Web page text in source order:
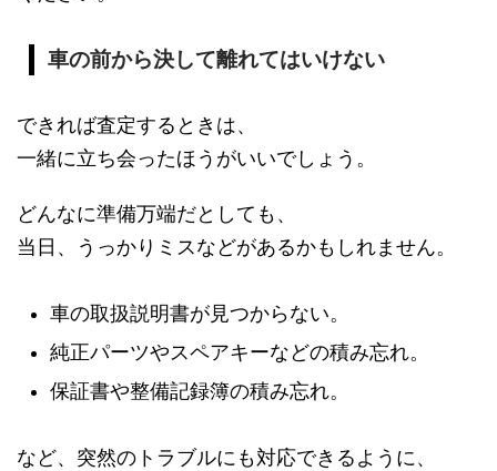
車の前から決して離れてはいけない
できれば査定するときは、
一緒に立ち会ったほうがいいでしょう。
どんなに準備万端だとしても、
当日、うっかりミスなどがあるかもしれません。
車の取扱説明書が見つからない。
純正パーツやスペアキーなどの積み忘れ。
保証書や整備記録簿の積み忘れ。
など、突然のトラブルにも対応できるように、